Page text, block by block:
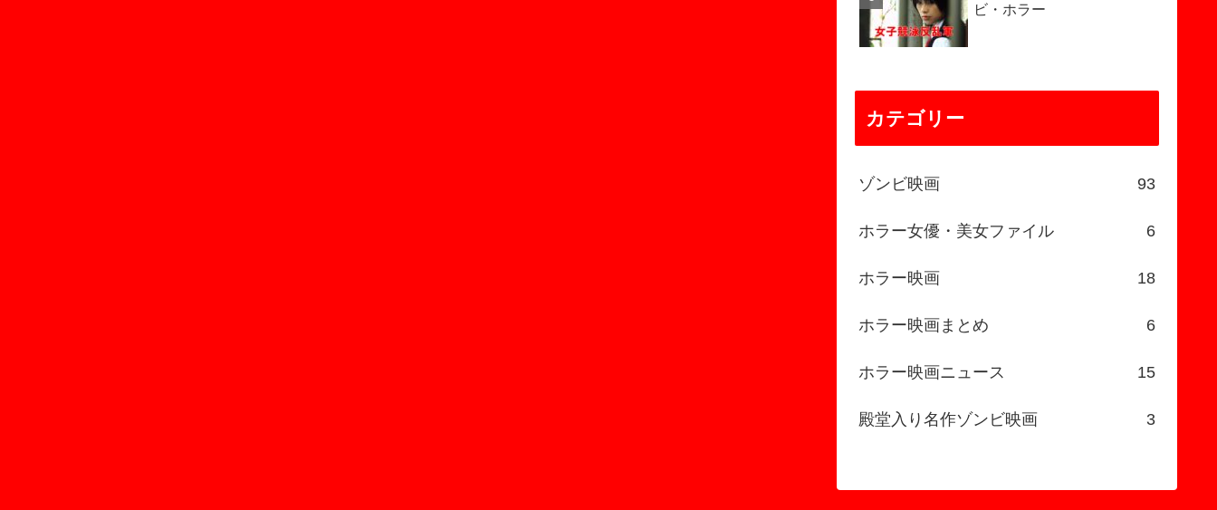
ビ・ホラー
カテゴリー
ゾンビ映画 93
ホラー女優・美女ファイル 6
ホラー映画 18
ホラー映画まとめ 6
ホラー映画ニュース 15
殿堂入り名作ゾンビ映画 3